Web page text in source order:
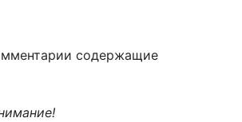
содержащие